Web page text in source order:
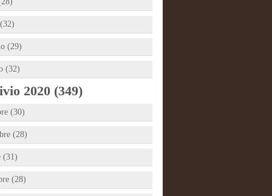
(29)
(32)
2020 (349)
(30)
(28)
(31)
(28)